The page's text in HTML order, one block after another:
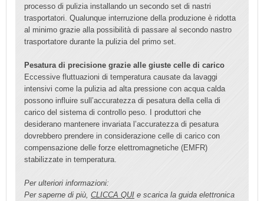
processo di pulizia installando un secondo set di nastri
trasportatori. Qualunque interruzione della produzione è ridotta
al minimo grazie alla possibilità di passare al secondo nastro
trasportatore durante la pulizia del primo set.
Pesatura di precisione grazie alle giuste celle di carico
Eccessive fluttuazioni di temperatura causate da lavaggi
intensivi come la pulizia ad alta pressione con acqua calda
possono influire sull’accuratezza di pesatura della cella di
carico del sistema di controllo peso. I produttori che
desiderano mantenere invariata l’accuratezza di pesatura
dovrebbero prendere in considerazione celle di carico con
compensazione delle forze elettromagnetiche (EMFR)
stabilizzate in temperatura.
Per ulteriori informazioni:
Per saperne di più, CLICCA QUI e scarica la guida elettronica